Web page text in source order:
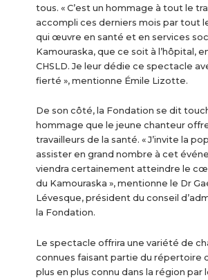
tous. « C’est un hommage à tout le
accompli ces derniers mois par tout
qui œuvre en santé et en services
Kamouraska, que ce soit à l’hôpital,
CHSLD. Je leur dédie ce spectacle
fierté », mentionne Émile Lizotte.
De son côté, la Fondation se dit
hommage que le jeune chanteur
travailleurs de la santé. « J’invite la
assister en grand nombre à cet
viendra certainement atteindre le
du Kamouraska », mentionne le Dr
Lévesque, président du conseil
la Fondation.
Le spectacle offrira une variété de
connues faisant partie du répertoire
plus en plus connu dans la région par